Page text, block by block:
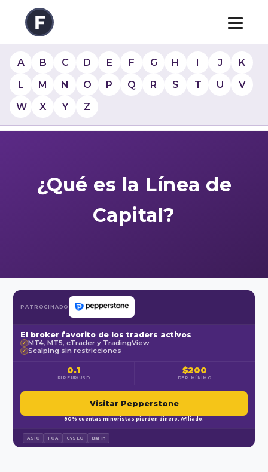
A B C D E F G H I J
K
L
M N O P Q R S T U
V
W
X Y Z
¿Qué es la Línea de
Capital?
PATROCINADO
El broker favorito de los traders activos
✓ MT4, MT5, cTrader y TradingView
✓ Scalping sin restricciones
0.1
PIP EUR/USD
$200
DEP. MÍNIMO
Visitar Pepperstone
80% cuentas minoristas pierden dinero. Afiliado.
ASIC FCA CySEC BaFin